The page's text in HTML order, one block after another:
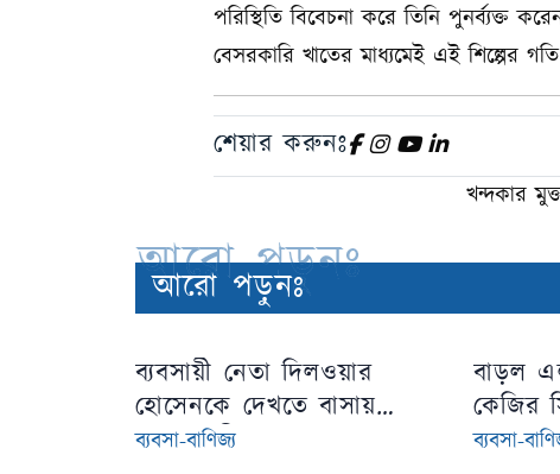
পরিস্থিতি বিবেচনা করে তিনি পুনর্ব্যক্ত
বেসরকারি খাতের মাধ্যমেই এই শিল্পের
শেয়ার করুনঃ
খন্দকার
আরো পড়ুনঃ
আরো পড়ুনঃ
ব্যবসায়ী নেতা দিলওয়ার
হোসেনকে দেখতে বাসায়
বাণিজ্যমন্ত্রী
ব্যবসা-বাণিজ্য
বাড়ল
কেজির
৫৯৮
ব্যবসা-